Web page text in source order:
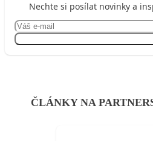
Nechte si posílat novinky a
ČLÁNKY NA